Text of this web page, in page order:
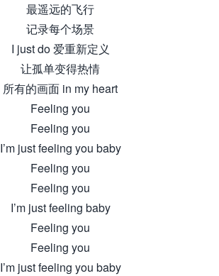
最遥远的飞行
记录每个场景
I just do 爱重新定义
让孤单变得热情
所有的画面 in my heart
Feeling you
Feeling you
I’m just feeling you baby
Feeling you
Feeling you
I’m just feeling baby
Feeling you
Feeling you
I’m just feeling you baby